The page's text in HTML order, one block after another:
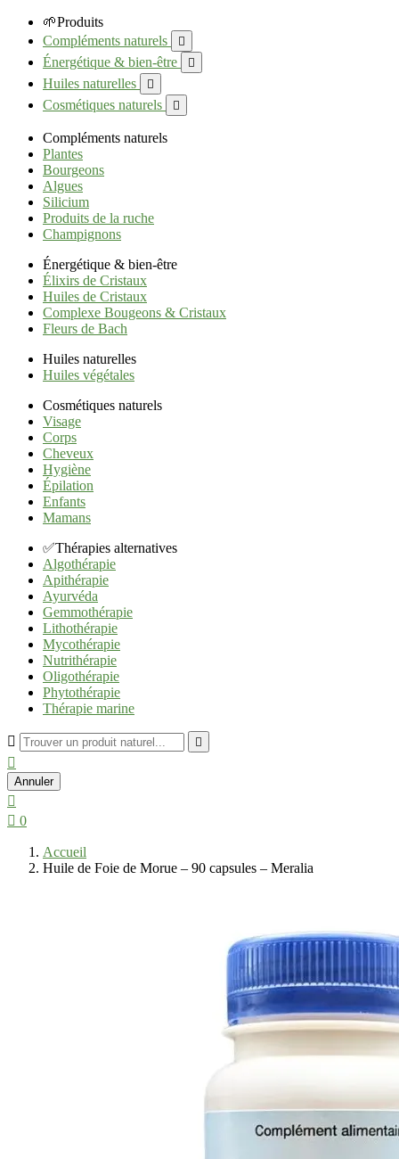
🌱Produits
Compléments naturels

Énergétique & bien-être 
Huiles naturelles 
Cosmétiques naturels 
Compléments naturels
Plantes
Bourgeons
Algues
Silicium
Produits de la ruche
Champignons
Énergétique & bien-être
Élixirs de Cristaux
Huiles de Cristaux
Complexe Bougeons & Cristaux
Fleurs de Bach
Huiles naturelles
Huiles végétales
Cosmétiques naturels
Visage
Corps
Cheveux
Hygiène
Épilation
Enfants
Mamans
✅Thérapies alternatives
Algothérapie
Apithérapie
Ayurvéda
Gemmothérapie
Lithothérapie
Mycothérapie
Nutrithérapie
Oligothérapie
Phytothérapie
Thérapie marine
 

Annuler

 0
Accueil
Huile de Foie de Morue – 90 capsules – Meralia